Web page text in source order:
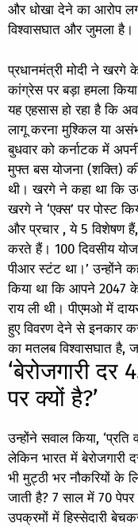
और धोखा देने का आरोप
विश्वासघात और जुमला है।
प्रधानमंत्री मोदी ने खरगे
कांग्रेस पर बड़ा हमला
यह एहसास हो रहा है कि
लागू करना मुश्किल या
बुधवार को कर्नाटक में
मुफ्त बस योजना (शक्ति)
थी। खरगे ने कहा था कि
खरगे ने ‘एक्स’ पर पोस्ट
और प्रचार , ये 5 विशेषण
करते हैं। 100 दिवसीय
पीआर स्टंट था।’ उन्होंने
किया था कि आपने 2047
राय ली थी। पीएमओ में
हुए विवरण देने से इनकार कर
का मतलब विश्वासघात है,
‘बेरोजगारी
पर क्यों है?’
उन्होंने सवाल किया, ‘प्रति
लेकिन भारत में बेरोजगारी
भी मुट्ठी भर नौकरियों के
जाती है? 7 साल में 70
उपक्रमों में हिस्सेदारी